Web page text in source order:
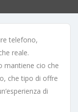
telefono,
reale.
mantiene cio che
che tipo di offre
di